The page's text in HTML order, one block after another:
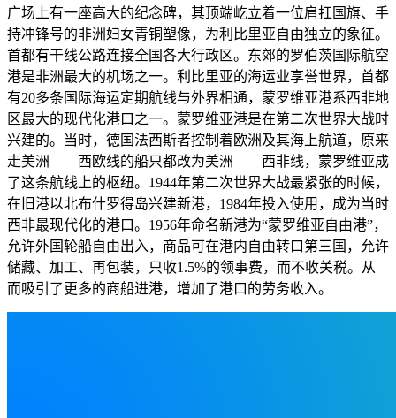
广场上有一座高大的纪念碑，其顶端屹立着一位肩扛国旗、手
持冲锋号的非洲妇女青铜塑像，为利比里亚自由独立的象征。
首都有干线公路连接全国各大行政区。东郊的罗伯茨国际航空
港是非洲最大的机场之一。利比里亚的海运业享誉世界，首都
有20多条国际海运定期航线与外界相通，蒙罗维亚港系西非地
区最大的现代化港口之一。蒙罗维亚港是在第二次世界大战时
兴建的。当时，德国法西斯者控制着欧洲及其海上航道，原来
走美洲——西欧线的船只都改为美洲——西非线，蒙罗维亚成
了这条航线上的枢纽。1944年第二次世界大战最紧张的时候，
在旧港以北布什罗得岛兴建新港，1984年投入使用，成为当时
西非最现代化的港口。1956年命名新港为“蒙罗维亚自由港”，
允许外国轮船自由出入，商品可在港内自由转口第三国，允许
储藏、加工、再包装，只收1.5%的领事费，而不收关税。从
而吸引了更多的商船进港，增加了港口的劳务收入。